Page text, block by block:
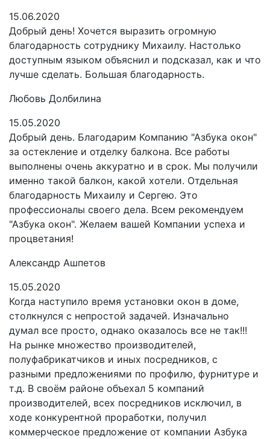
15.06.2020
Добрый день! Хочется выразить огромную
благодарность сотруднику Михаилу. Настолько
доступным языком объяснил и подсказал, как и что
лучше сделать. Большая благодарность.
Любовь Долбилина
15.05.2020
Добрый день. Благодарим Компанию "Азбука окон"
за остекление и отделку балкона. Все работы
выполнены очень аккуратно и в срок. Мы получили
именно такой балкон, какой хотели. Отдельная
благодарность Михаилу и Сергею. Это
профессионалы своего дела. Всем рекомендуем
"Азбука окон". Желаем вашей Компании успеха и
процветания!
Александр Ашпетов
15.05.2020
Когда наступило время установки окон в доме,
столкнулся с непростой задачей. Изначально
думал все просто, однако оказалось все не так!!!
На рынке множество производителей,
полуфабрикатчиков и иных посредников, с
разными предложениями по профилю, фурнитуре и
т.д. В своём районе объехал 5 компаний
производителей, всех посредников исключил, в
ходе конкурентной проработки, получил
коммерческое предложение от компании Азбука